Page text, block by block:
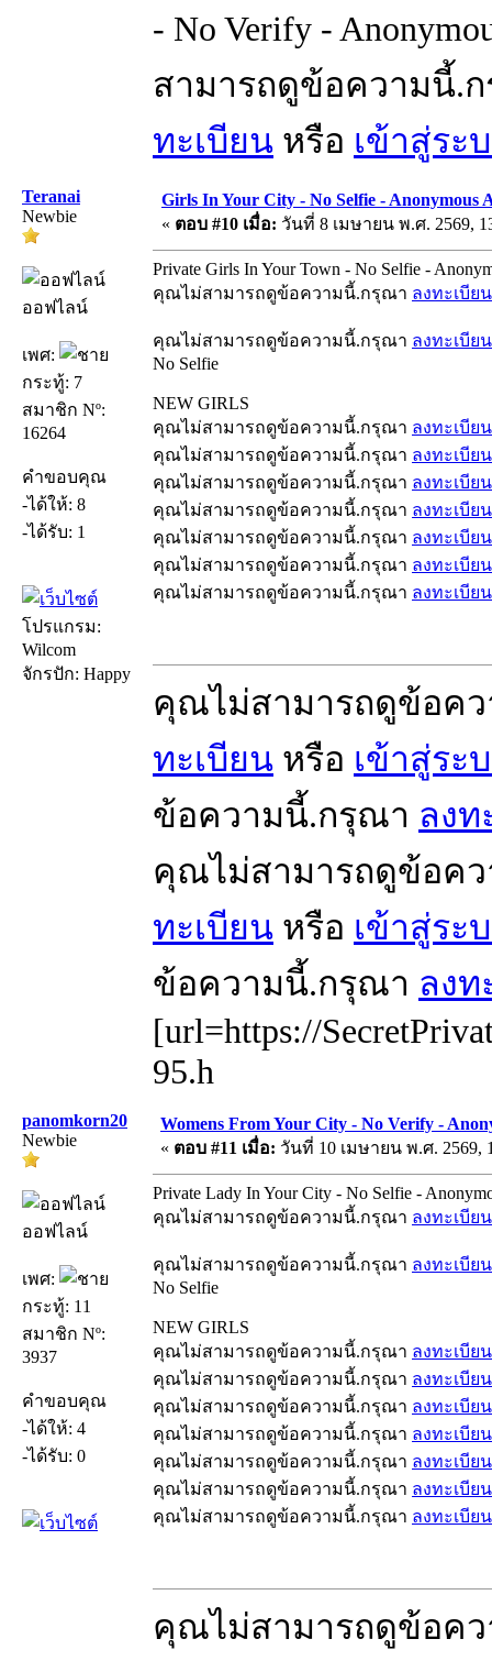
- No Verify -
สามารถดูข้อความนี้.
ทะเบียน หรือ เข้าสู่ระ
Teranai
Newbie
ออฟไลน์
เพศ:
กระทู้: 7
สมาชิก Nº:
16264
คำขอบคุณ
-ได้ให้: 8
-ได้รับ: 1
โปรแกรม:
Wilcom
จักรปัก: Happy
Girls In Your City - No Selfie - Anonymous
« ตอบ #10 เมื่อ: วันที่ 8 เมษายน พ.ศ. 2569,
Private Girls In Your Town - No Selfie -
คุณไม่สามารถดูข้อความนี้.กรุณา ลงทะเบียน
คุณไม่สามารถดูข้อความนี้.กรุณา ลงทะเบียน
No Selfie
NEW GIRLS
คุณไม่สามารถดูข้อความนี้.กรุณา ลงทะเบียน
คุณไม่สามารถดูข้อความนี้.กรุณา ลงทะเบียน
คุณไม่สามารถดูข้อความนี้.กรุณา ลงทะเบียน
คุณไม่สามารถดูข้อความนี้.กรุณา ลงทะเบียน
คุณไม่สามารถดูข้อความนี้.กรุณา ลงทะเบียน
คุณไม่สามารถดูข้อความนี้.กรุณา ลงทะเบียน
คุณไม่สามารถดูข้อความนี้.กรุณา ลงทะเบียน
คุณไม่สามารถดูข้อค
ทะเบียน หรือ เข้าสู่ระ
ข้อความนี้.กรุณา ลงท
คุณไม่สามารถดูข้อค
ทะเบียน หรือ เข้าสู่ระ
ข้อความนี้.กรุณา ลงท
[url=https://
95.h
panomkorn20
Newbie
ออฟไลน์
เพศ:
กระทู้: 11
สมาชิก Nº:
3937
คำขอบคุณ
-ได้ให้: 4
-ได้รับ: 0
Womens From Your City - No Verify -
« ตอบ #11 เมื่อ: วันที่ 10 เมษายน พ.ศ. 2569,
Private Lady In Your City - No Selfie -
คุณไม่สามารถดูข้อความนี้.กรุณา ลงทะเบียน
คุณไม่สามารถดูข้อความนี้.กรุณา ลงทะเบียน
No Selfie
NEW GIRLS
คุณไม่สามารถดูข้อความนี้.กรุณา ลงทะเบียน
คุณไม่สามารถดูข้อความนี้.กรุณา ลงทะเบียน
คุณไม่สามารถดูข้อความนี้.กรุณา ลงทะเบียน
คุณไม่สามารถดูข้อความนี้.กรุณา ลงทะเบียน
คุณไม่สามารถดูข้อความนี้.กรุณา ลงทะเบียน
คุณไม่สามารถดูข้อความนี้.กรุณา ลงทะเบียน
คุณไม่สามารถดูข้อความนี้.กรุณา ลงทะเบียน
คุณไม่สามารถดูข้อค